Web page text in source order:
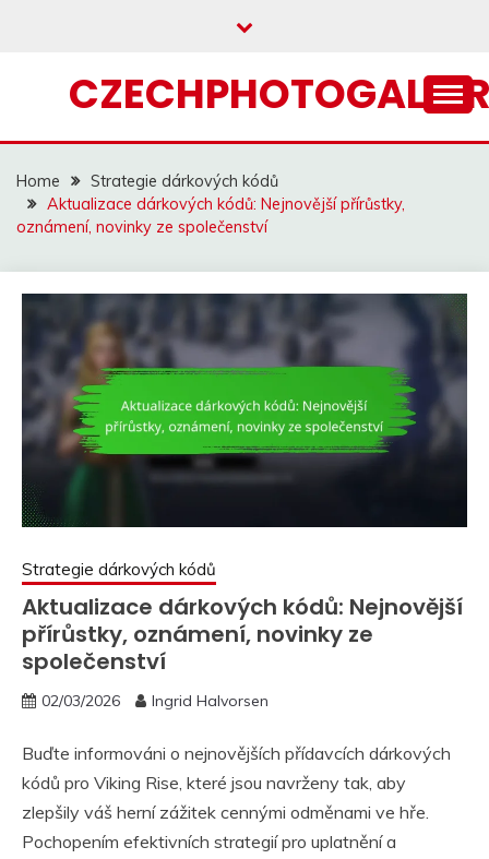
Home
Strategie dárkových kódů
Aktualizace dárkových kódů: Nejnovější přírůstky,
oznámení, novinky ze společenství
Strategie dárkových kódů
Aktualizace dárkových kódů: Nejnovější
přírůstky, oznámení, novinky ze
společenství
02/03/2026 Ingrid Halvorsen
Buďte informováni o nejnovějších přídavcích dárkových
kódů pro Viking Rise, které jsou navrženy tak, aby
zlepšily váš herní zážitek cennými odměnami ve hře.
Pochopením efektivních strategií pro uplatnění a